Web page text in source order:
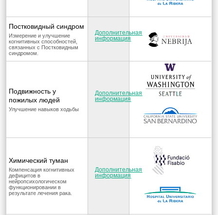
Постковидный синдром
Измерение и улучшение
когнитивных способностей,
связанных с Постковидным
синдромом.
Дополнительная
информация
Подвижность у
пожилых людей
Улучшение навыков ходьбы
Дополнительная
информация
Химический туман
Компенсация когнитивных
дефицитов в
нейропсихологическом
функционировании в
результате лечения рака.
Дополнительная
информация